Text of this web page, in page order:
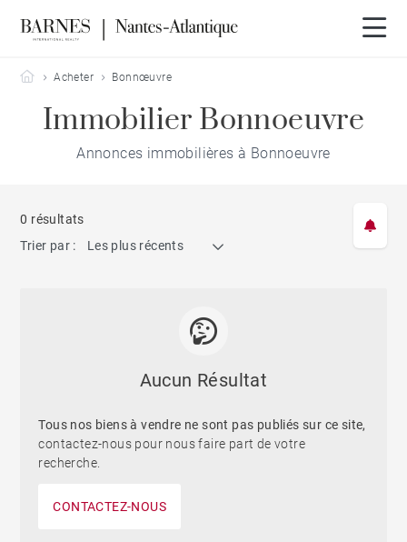
Barnes Nantes-Atlantique
Acheter Bonnœuvre
Immobilier Bonnoeuvre
Annonces immobilières à Bonnoeuvre
0 résultats
Trier par :
Les plus récents
Aucun Résultat
Tous nos biens à vendre ne sont pas publiés sur ce site,
contactez-nous pour nous faire part de votre
recherche.
CONTACTEZ-NOUS